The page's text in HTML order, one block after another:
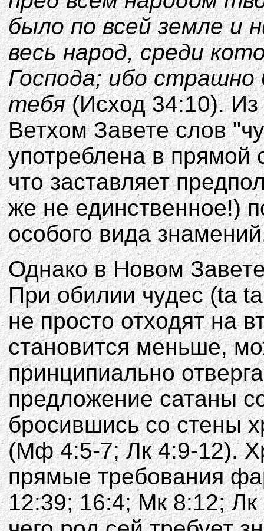
было по всей земле и
весь народ, среди
Господа; ибо
тебя(Исход 34:10). Из
Ветхом Завете слов
употреблена в прямой
что заставляет
же не единственное!)
особого вида
Однако в Новом
При обилии чудес (ta
не просто отходят на
становится меньше,
принципиально
предложение сатаны
бросившись со стены
(Мф 4:5-7; Лк 4:9-12).
прямые требования
12:39; 16:4; Мк 8:12;